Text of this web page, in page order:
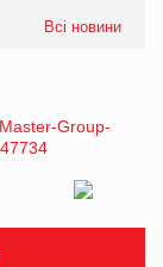
Всі новини